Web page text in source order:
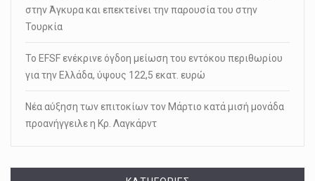
στην Άγκυρα και επεκτείνει την παρουσία του στην
Τουρκία
Το EFSF ενέκρινε όγδοη μείωση του εντόκου περιθωρίου
για την Ελλάδα, ύψους 122,5 εκατ. ευρώ
Nέα αύξηση των επιτοκίων τον Μάρτιο κατά μισή μονάδα
προανήγγειλε η Κρ. Λαγκάρντ